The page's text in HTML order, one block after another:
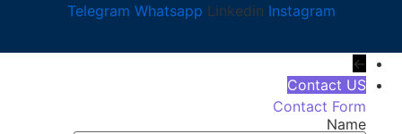
Telegram Whatsapp Linkedin Instagram
←
Contact US
Contact Form
Name